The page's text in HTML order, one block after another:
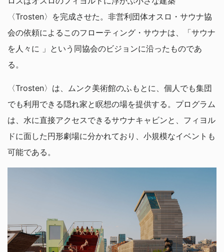
〈Trosten〉を完成させた。非営利団体オスロ・サウナ協
会の依頼によるこのフローティング・サウナは、「サウナ
を人々に 」という同協会のビジョンに沿ったものであ
る。
〈Trosten〉は、ムンク美術館のふもとに、個人でも集団
でも利用できる隠れ家と瞑想の場を提供する。プログラム
は、水に直接アクセスできるサウナキャビンと、フィヨル
ドに面した円形劇場に分かれており、小規模なイベントも
可能である。